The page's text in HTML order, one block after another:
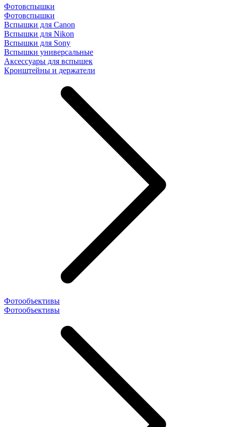
Фотовспышки
Фотовспышки
Вспышки для Canon
Вспышки для Nikon
Вспышки для Sony
Вспышки универсальные
Аксесcуары для вспышек
Кронштейны и держатели
Фотообъективы
Фотообъективы